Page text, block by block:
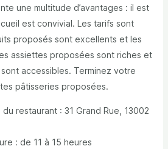
une multitude d’avantages : il est
est convivial. Les tarifs sont
proposés sont excellents et les
assiettes proposées sont riches et
accessibles. Terminez votre
pâtisseries proposées.
restaurant : 31 Grand Rue, 13002
: de 11 à 15 heures